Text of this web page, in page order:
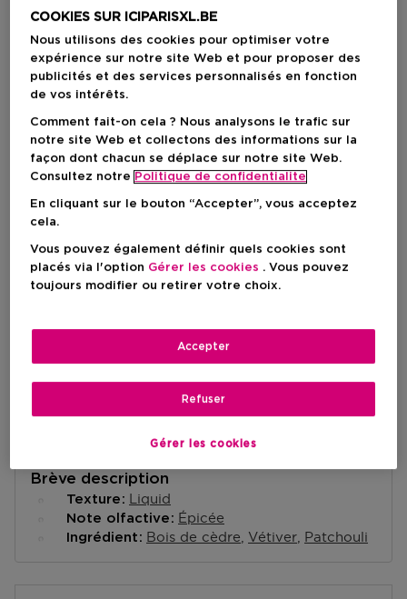
100 ML
Prix promotionnel
107,10 €
Prix promotionnel
107,10 €
Prix de vente conseillé126,00 €
En stock
Retrait dans un magasin près de chez vous.
Selectionner un magasin
Brève description
Texture Liquid
Note olfactive Épicée
Ingrédient Bois de cèdre Vétiver Patchouli
COOKIES SUR ICIPARISXL.BE
Nous utilisons des cookies pour optimiser votre
expérience sur notre site Web et pour proposer des
publicités et des services personnalisés en fonction
de vos intérêts.
Comment fait-on cela ? Nous analysons le trafic sur
notre site Web et collectons des informations sur la
façon dont chacun se déplace sur notre site Web.
Consultez notre Politique de confidentialite
En cliquant sur le bouton “Accepter”, vous acceptez
cela.
Vous pouvez également définir quels cookies sont
placés via l'option Gérer les cookies . Vous pouvez
toujours modifier ou retirer votre choix.
Gérer les cookies
Refuser
Accepter